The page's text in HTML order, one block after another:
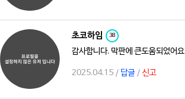
초코하임 38
감사합니다. 막판에 큰도움되었어요
2025.04.15 / 답글/ 신고